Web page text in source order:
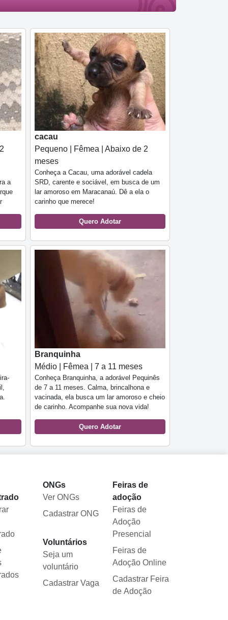
a
cacau
Pequeno | Fêmea | Abaixo de 2
meses
Conheça a Cacau, uma adorável cadela
SRD, carente e sociável, em busca de um
lar amoroso em Maracanaú. Dê a ela o
carinho que merece!
Quero Adotar
Branquinha
Médio | Fêmea | 7 a 11 meses
Conheça Branquinha, a adorável Pequinês
de 7 a 11 meses. Calma, brincalhona e
vacinada, ela busca um lar amoroso e cheio
de carinho. Acompanhe sua nova vida!
Quero Adotar
ONGs
Ver ONGs
Cadastrar ONG
Voluntários
Seja um
voluntário
Cadastrar Vaga
Feiras de
adoção
Feiras de
Adoção
Presencial
Feiras de
Adoção Online
Cadastrar Feira
de Adoção